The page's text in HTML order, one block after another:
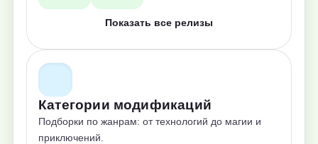
Показать все релизы
Категории модификаций
Подборки по жанрам: от технологий до магии и
приключений.